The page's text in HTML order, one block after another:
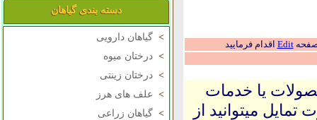
دسته بندی گیاهان
> گیاهان دارویی
> درختان میوه
> درختان زینتی
> علف های هرز
> گیاهان زراعی
صفحهEdit اقدام فرمایید
یا خدمات
میتوانید از